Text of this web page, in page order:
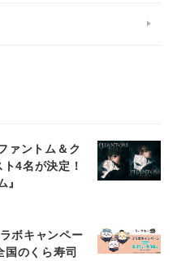
ァントム＆ク
4名が決定！
』
ボキャンペー
国のくら寿司